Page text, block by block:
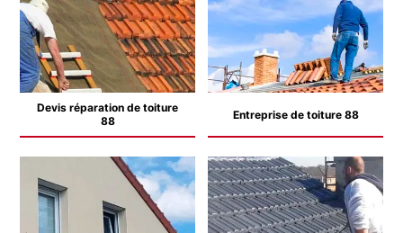
Devis réparation de toiture
88
Entreprise de toiture 88